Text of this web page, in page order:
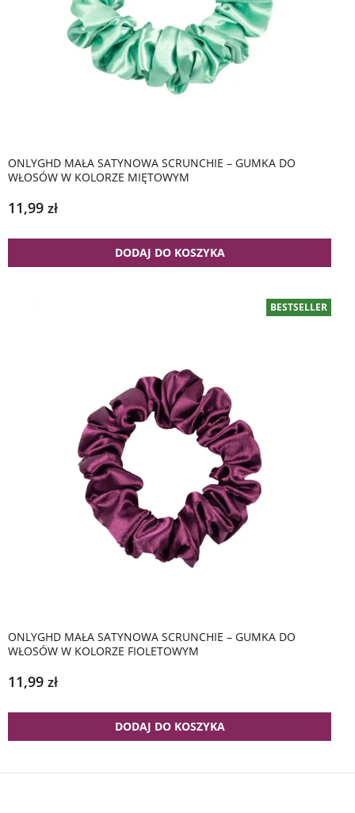
ONLYGHD MAŁA SATYNOWA SCRUNCHIE – GUMKA DO
WŁOSÓW W KOLORZE MIĘTOWYM
11,99 zł
DODAJ DO KOSZYKA
BESTSELLER
ONLYGHD MAŁA SATYNOWA SCRUNCHIE – GUMKA DO
WŁOSÓW W KOLORZE FIOLETOWYM
11,99 zł
DODAJ DO KOSZYKA